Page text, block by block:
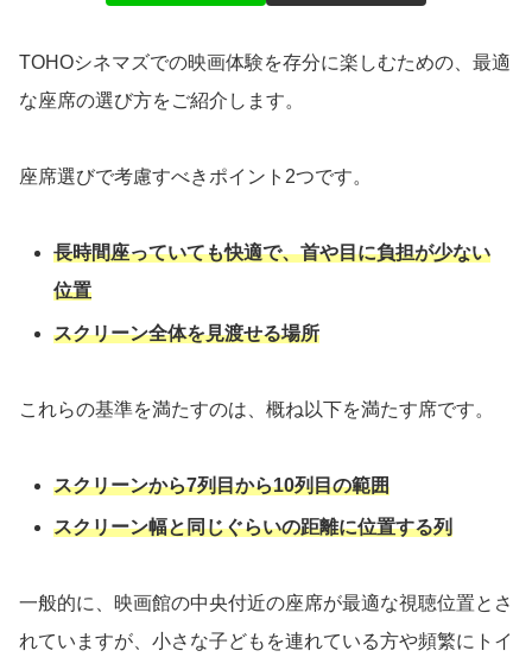
TOHOシネマズでの映画体験を存分に楽しむための、最適
な座席の選び方をご紹介します。
座席選びで考慮すべきポイント2つです。
長時間座っていても快適で、首や目に負担が少ない
位置
スクリーン全体を見渡せる場所
これらの基準を満たすのは、概ね以下を満たす席です。
スクリーンから7列目から10列目の範囲
スクリーン幅と同じぐらいの距離に位置する列
一般的に、映画館の中央付近の座席が最適な視聴位置とさ
れていますが、小さな子どもを連れている方や頻繁にトイ